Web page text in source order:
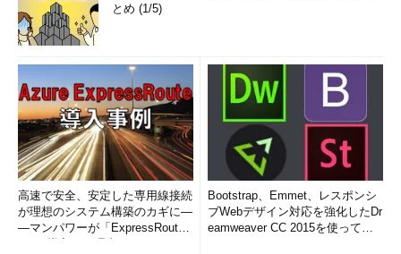
とめ (1/5)
高速で安全、安定した専用線接続
が理想のシステム構築のカギに―
―マンパワーが「ExpressRout
Bootstrap、Emmet、レスポンシ
ブWebデザイン対応を強化したDr
eamweaver CC 2015を使って